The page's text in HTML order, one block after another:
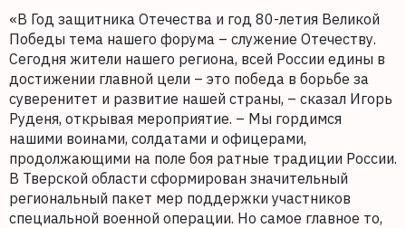
«В Год защитника Отечества и год 80-летия Великой
Победы тема нашего форума – служение Отечеству.
Сегодня жители нашего региона, всей России едины в
достижении главной цели – это победа в борьбе за
суверенитет и развитие нашей страны, – сказал Игорь
Руденя, открывая мероприятие. – Мы гордимся
нашими воинами, солдатами и офицерами,
продолжающими на поле боя ратные традиции России.
В Тверской области сформирован значительный
региональный пакет мер поддержки участников
специальной военной операции. Но самое главное то,